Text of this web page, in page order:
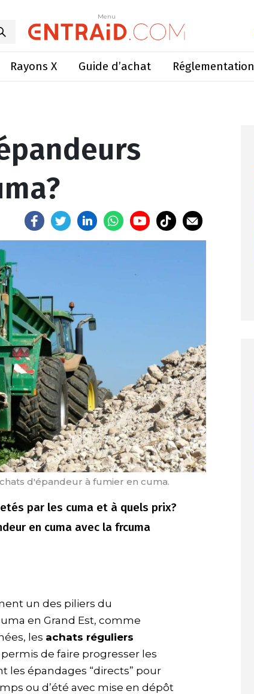
Menu
Rayons X Guide d’achat Réglementation
Menu
préférés des cuma?
d'épandeur à fumier en cuma.
par les cuma et à quels prix?
en cuma avec la frcuma
un des piliers du
en Grand Est, comme
les achats réguliers
de faire progresser les
les épandages “directs” pour
ou d’été avec mise en dépôt